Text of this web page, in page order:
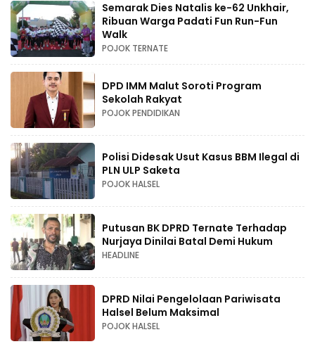
Semarak Dies Natalis ke-62 Unkhair,
Ribuan Warga Padati Fun Run-Fun
Walk
POJOK TERNATE
DPD IMM Malut Soroti Program
Sekolah Rakyat
POJOK PENDIDIKAN
Polisi Didesak Usut Kasus BBM Ilegal di
PLN ULP Saketa
POJOK HALSEL
Putusan BK DPRD Ternate Terhadap
Nurjaya Dinilai Batal Demi Hukum
HEADLINE
DPRD Nilai Pengelolaan Pariwisata
Halsel Belum Maksimal
POJOK HALSEL